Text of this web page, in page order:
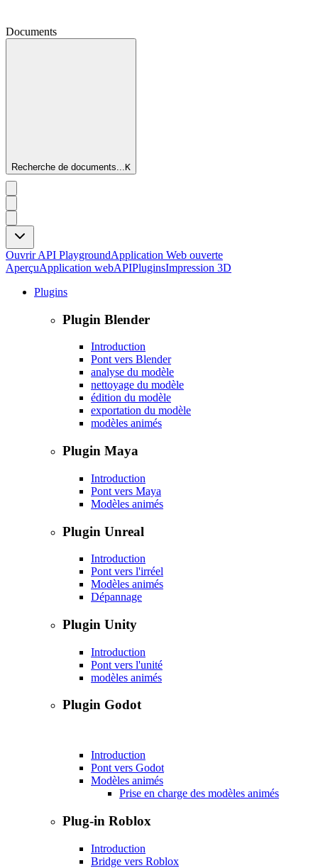
Documents
Recherche de documents...K
Ouvrir API PlaygroundApplication Web ouverte
AperçuApplication webAPIPluginsImpression 3D
Plugins
Plugin Blender
Introduction
Pont vers Blender
analyse du modèle
nettoyage du modèle
édition du modèle
exportation du modèle
modèles animés
Plugin Maya
Introduction
Pont vers Maya
Modèles animés
Plugin Unreal
Introduction
Pont vers l'irréel
Modèles animés
Dépannage
Plugin Unity
Introduction
Pont vers l'unité
modèles animés
Plugin Godot
Introduction
Pont vers Godot
Modèles animés
Prise en charge des modèles animés
Plug-in Roblox
Introduction
Bridge vers Roblox